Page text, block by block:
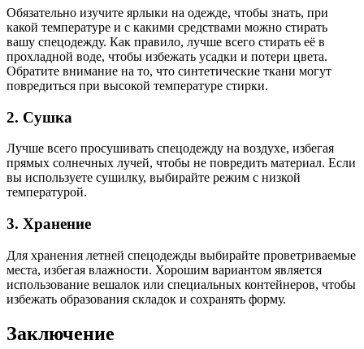
Обязательно изучите ярлыки на одежде, чтобы знать, при
какой температуре и с какими средствами можно стирать
вашу спецодежду. Как правило, лучше всего стирать её в
прохладной воде, чтобы избежать усадки и потери цвета.
Обратите внимание на то, что синтетические ткани могут
повредиться при высокой температуре стирки.
2. Сушка
Лучше всего просушивать спецодежду на воздухе, избегая
прямых солнечных лучей, чтобы не повредить материал. Если
вы используете сушилку, выбирайте режим с низкой
температурой.
3. Хранение
Для хранения летней спецодежды выбирайте проветриваемые
места, избегая влажности. Хорошим вариантом является
использование вешалок или специальных контейнеров, чтобы
избежать образования складок и сохранять форму.
Заключение